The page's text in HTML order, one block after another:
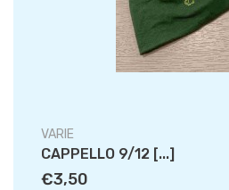
VARIE
CAPPELLO 9/12 [...]
€3,50